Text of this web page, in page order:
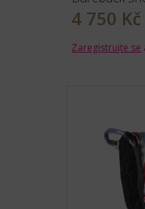
4 750 Kč
Zaregistrujte se